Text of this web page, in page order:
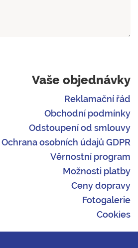
Vaše objednávky
Reklamační řád
Obchodní podmínky
Odstoupení od smlouvy
Ochrana osobních údajů GDPR
Věrnostní program
Možnosti platby
Ceny dopravy
Fotogalerie
Cookies